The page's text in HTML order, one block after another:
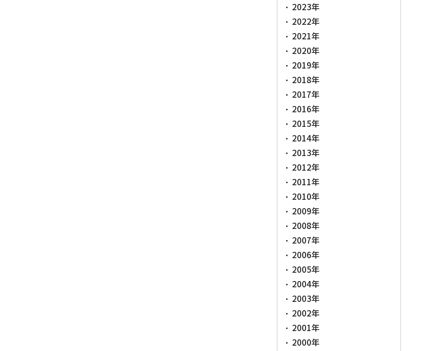
2023年
2022年
2021年
2020年
2019年
2018年
2017年
2016年
2015年
2014年
2013年
2012年
2011年
2010年
2009年
2008年
2007年
2006年
2005年
2004年
2003年
2002年
2001年
2000年